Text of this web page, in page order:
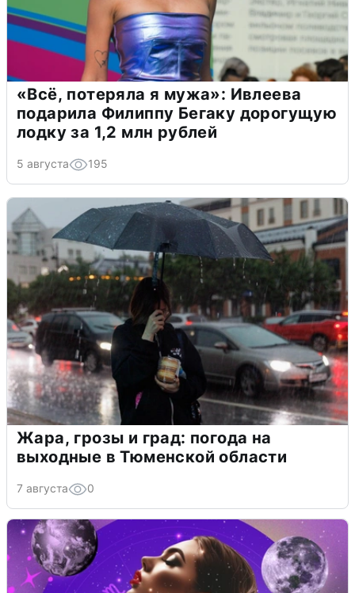
«Всё, потеряла я мужа»: Ивлеева
подарила Филиппу Бегаку дорогущую
лодку за 1,2 млн рублей
5 августа 195
Жара, грозы и град: погода на
выходные в Тюменской области
7 августа 0